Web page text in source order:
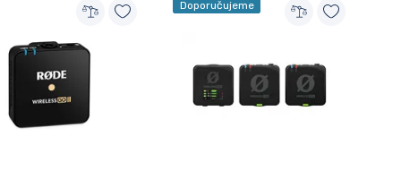
Doporučujeme